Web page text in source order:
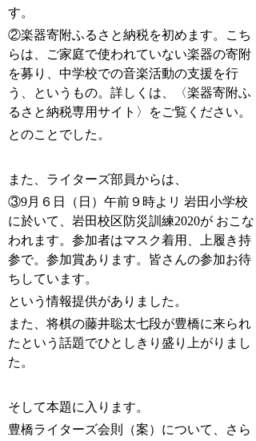
す。
②楽器寄附ふるさと納税を初めます。こち
らは、ご家庭で使われていない楽器の寄附
を募り、中学校での音楽活動の支援を行
う、というもの。詳しくは、〈楽器寄附ふ
るさと納税専用サイト〉をご覧ください。
とのことでした。
また、ライターズ部員からは、
③9月６日（日）午前９時よリ 岩田小学校
に於いて、岩田校区防災訓練2020が おこな
われます。参加者はマスク着用、上履き持
参で。 参加賞あります。皆さんの参加お待
ちしています。
という情報提供がありました。
また、将棋の藤井聡太七段が豊橋に来られ
たという話題でひとしきり盛り上がりまし
た。
そして本題に入ります。
豊橋ライターズ会則（案）について、さら